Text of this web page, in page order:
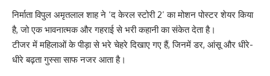
निर्माता विपुल अमृतलाल शाह ने ‘द केरल स्टोरी 2’ का मोशन पोस्टर शेयर किया
है, जो एक भावनात्मक और गहराई से भरी कहानी का संकेत देता है।
टीजर में महिलाओं के पीड़ा से भरे चेहरे दिखाए गए हैं, जिनमें डर, आंसू और धीरे-
धीरे बढ़ता गुस्सा साफ नजर आता है।